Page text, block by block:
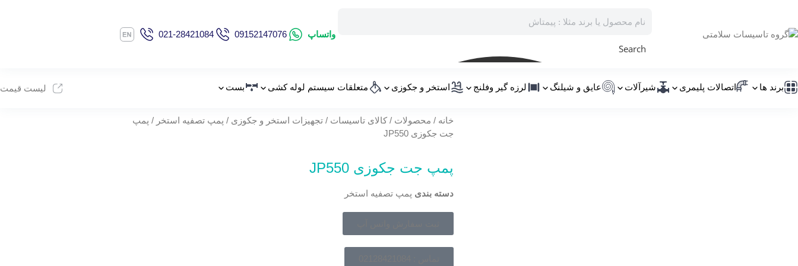
Search
واتساپ 021-28421084 09152147076
برند ها اتصالات پلیمری شیرآلات عایق و شیلنگ لرزه گیر وفلنج استخر و جکوزی متعلقات سیستم لوله کشی بست لیست قیمت
خانه / محصولات / کالای تاسیسات / تجهیزات استخر و جکوزی / پمپ تصفیه استخر / پمپ
جت جکوزی JP550
پمپ جت جکوزی JP550
دسته بندی پمپ تصفیه استخر